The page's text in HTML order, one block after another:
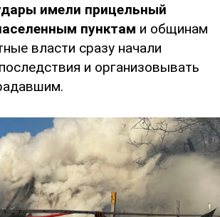
имели прицельный
пунктам и общинам
власти сразу начали
и организовывать